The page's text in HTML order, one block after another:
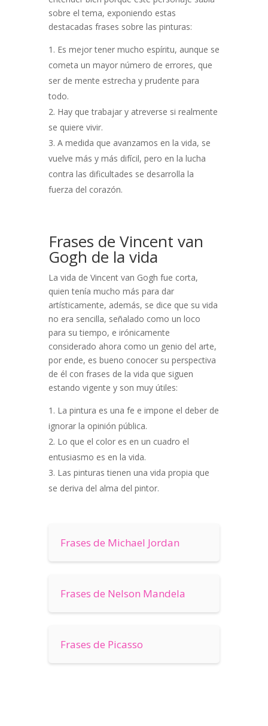
sobre el tema, exponiendo estas
destacadas frases sobre las pinturas:
Es mejor tener mucho espíritu, aunque se
cometa un mayor número de errores, que
ser de mente estrecha y prudente para
todo.
Hay que trabajar y atreverse si realmente
se quiere vivir.
A medida que avanzamos en la vida, se
vuelve más y más difícil, pero en la lucha
contra las dificultades se desarrolla la
fuerza del corazón.
Frases de Vincent van
Gogh de la vida
La vida de Vincent van Gogh fue corta,
quien tenía mucho más para dar
artísticamente, además, se dice que su vida
no era sencilla, señalado como un loco
para su tiempo, e irónicamente
considerado ahora como un genio del arte,
por ende, es bueno conocer su perspectiva
de él con frases de la vida que siguen
estando vigente y son muy útiles:
La pintura es una fe e impone el deber de
ignorar la opinión pública.
Lo que el color es en un cuadro el
entusiasmo es en la vida.
Las pinturas tienen una vida propia que
se deriva del alma del pintor.
Frases de Michael Jordan
Frases de Nelson Mandela
Frases de Picasso